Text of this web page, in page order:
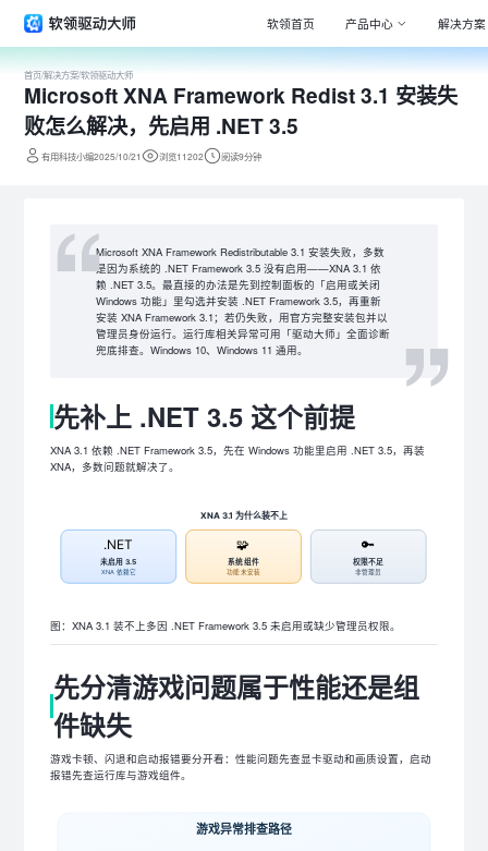
软领首页 产品中心
Windows
专注清理
专家团队
解决方案
首页/解决方案/软领驱动大师
Microsoft XNA Framework Redist 3.1 安装失
败怎么解决，先启用 .NET 3.5
有用科技小编2025/10/21 浏览11202 阅读9分钟
Microsoft XNA Framework Redistributable 3.1 安装失败，多数
是因为系统的 .NET Framework 3.5 没有启用——XNA 3.1 依
赖 .NET 3.5。最直接的办法是先到控制面板的「启用或关闭
Windows 功能」里勾选并安装 .NET Framework 3.5，再重新
安装 XNA Framework 3.1；若仍失败，用官方完整安装包并以
管理员身份运行。运行库相关异常可用「驱动大师」全面诊断
兜底排查。Windows 10、Windows 11 通用。
先补上 .NET 3.5 这个前提
XNA 3.1 依赖 .NET Framework 3.5，先在 Windows 功能里启用 .NET 3.5，再装
XNA，多数问题就解决了。
XNA 3.1 为什么装不上
.NET
未启用 3.5
XNA 依赖它
🧩
系统组件
功能未安装
🔑
权限不足
非管理员
图：XNA 3.1 装不上多因 .NET Framework 3.5 未启用或缺少管理员权限。
先分清游戏问题属于性能还是组
件缺失
游戏卡顿、闪退和启动报错要分开看：性能问题先查显卡驱动和画质设置，启动
报错先查运行库与游戏组件。
游戏异常排查路径